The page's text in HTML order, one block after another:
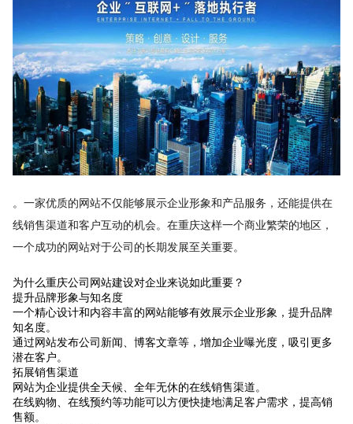
。一家优质的网站不仅能够展示企业形象和产品服务，还能提供在
线销售渠道和客户互动的机会。在重庆这样一个商业繁荣的地区，
一个成功的网站对于公司的长期发展至关重要。
为什么重庆公司网站建设对企业来说如此重要？
提升品牌形象与知名度
一个精心设计和内容丰富的网站能够有效展示企业形象，提升品牌
知名度。
通过网站发布公司新闻、博客文章等，增加企业曝光度，吸引更多
潜在客户。
拓展销售渠道
网站为企业提供全天候、全年无休的在线销售渠道。
在线购物、在线预约等功能可以方便快捷地满足客户需求，提高销
售额。